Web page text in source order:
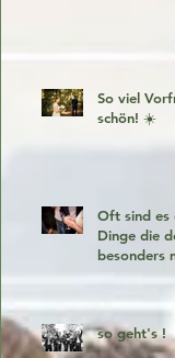
So viel
schön! ☀️
Oft sind es
Dinge die
besonders
so geht's !